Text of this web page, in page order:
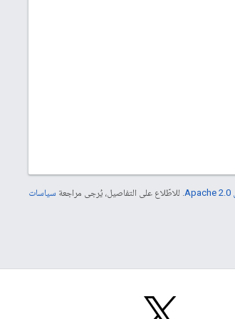
. للاطّلاع على التفاصيل، يُرجى مراجعة سياسات